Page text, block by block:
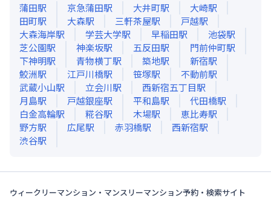
蒲田駅 京急蒲田駅 大井町駅 大崎駅
田町駅 大森駅 三軒茶屋駅 戸越駅
大森海岸駅 学芸大学駅 早稲田駅 池袋駅
芝公園駅 神楽坂駅 五反田駅 門前仲町駅
下神明駅 青物横丁駅 築地駅 新宿駅
鮫洲駅 江戸川橋駅 笹塚駅 不動前駅
武蔵小山駅 立会川駅 西新宿五丁目駅
月島駅 戸越銀座駅 平和島駅 代田橋駅
白金高輪駅 糀谷駅 木場駅 恵比寿駅
野方駅 広尾駅 赤羽橋駅 西新宿駅
渋谷駅
ウィークリーマンション・マンスリーマンション予約・検索サイト